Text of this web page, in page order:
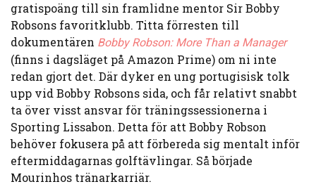
gratispoäng till sin framlidne mentor Sir Bobby
Robsons favoritklubb. Titta förresten till
dokumentären Bobby Robson: More Than a Manager
(finns i dagsläget på Amazon Prime) om ni inte
redan gjort det. Där dyker en ung portugisisk tolk
upp vid Bobby Robsons sida, och får relativt snabbt
ta över visst ansvar för träningssessionerna i
Sporting Lissabon. Detta för att Bobby Robson
behöver fokusera på att förbereda sig mentalt inför
eftermiddagarnas golftävlingar. Så började
Mourinhos tränarkarriär.